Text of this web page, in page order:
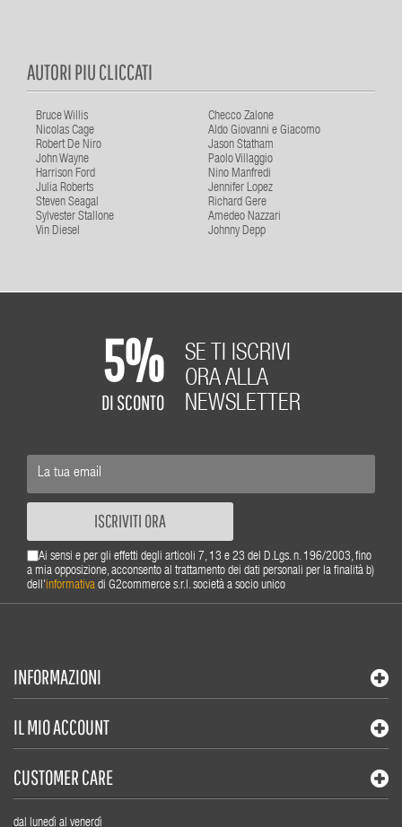
AUTORI PIU CLICCATI
Bruce Willis
Checco Zalone
Nicolas Cage
Aldo Giovanni e Giacomo
Robert De Niro
Jason Statham
John Wayne
Paolo Villaggio
Harrison Ford
Nino Manfredi
Julia Roberts
Jennifer Lopez
Steven Seagal
Richard Gere
Sylvester Stallone
Amedeo Nazzari
Vin Diesel
Johnny Depp
5%
DI SCONTO
SE TI ISCRIVI
ORA ALLA
NEWSLETTER
ISCRIVITI ORA
Ai sensi e per gli effetti degli articoli 7, 13 e 23 del D.Lgs. n. 196/2003, fino
a mia opposizione, acconsento al trattamento dei dati personali per la finalità b)
dell'informativa di G2commerce s.r.l. società a socio unico
INFORMAZIONI
IL MIO ACCOUNT
CUSTOMER CARE
dal lunedì al venerdì